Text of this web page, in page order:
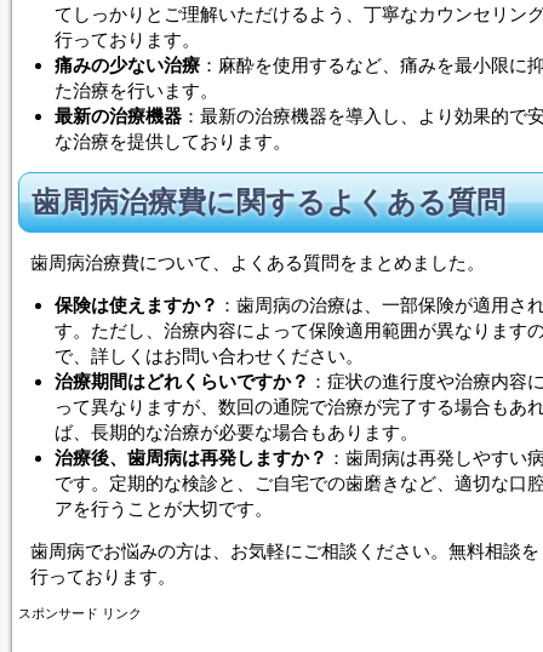
てしっかりとご理解いただけるよう、丁寧なカウンセリン
行っております。
痛みの少ない治療：麻酔を使用するなど、痛みを最小限に
た治療を行います。
最新の治療機器：最新の治療機器を導入し、より効果的で
な治療を提供しております。
歯周病治療費に関するよくある質問
歯周病治療費について、よくある質問をまとめました。
保険は使えますか？ ：歯周病の治療は、一部保険が適用さ
す。ただし、治療内容によって保険適用範囲が異なります
で、詳しくはお問い合わせください。
治療期間はどれくらいですか？ ：症状の進行度や治療内容
って異なりますが、数回の通院で治療が完了する場合もあ
ば、長期的な治療が必要な場合もあります。
治療後、歯周病は再発しますか？ ：歯周病は再発しやすい
です。定期的な検診と、ご自宅での歯磨きなど、適切な口
アを行うことが大切です。
歯周病でお悩みの方は、お気軽にご相談ください。無料相談を
行っております。
スポンサード リンク